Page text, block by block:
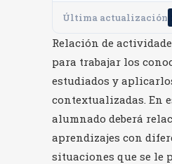
Última actualización
Relación de
para trabajar los
estudiados y
contextualizadas. En
alumnado deberá
aprendizajes con
situaciones que se le